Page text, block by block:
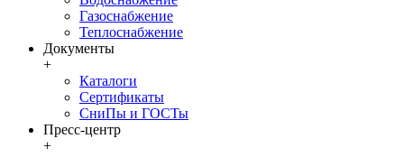
Газоснабжение
Теплоснабжение
Документы
+
Каталоги
Сертификаты
СниПы и ГОСТы
Пресс-центр
+